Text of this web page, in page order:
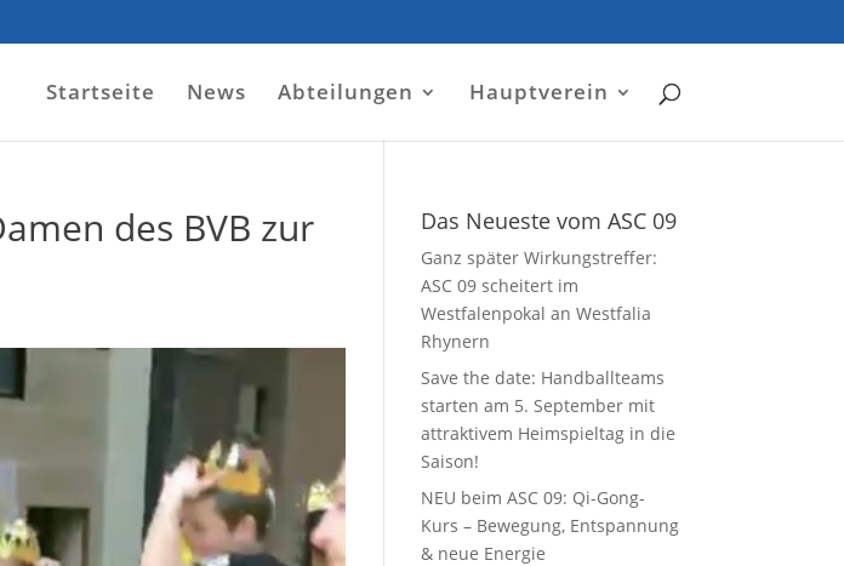
Startseite News Abteilungen Hauptverein
des BVB zur Das Neueste vom ASC 09
Ganz später Wirkungstreffer:
ASC 09 scheitert im
Westfalenpokal an Westfalia
Rhynern
Save the date: Handballteams
starten am 5. September mit
attraktivem Heimspieltag in die
Saison!
NEU beim ASC 09: Qi-Gong-
Kurs – Bewegung, Entspannung
& neue Energie